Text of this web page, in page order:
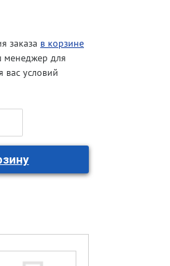
заказа в корзине
менеджер для
вас условий